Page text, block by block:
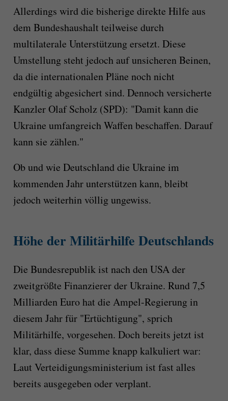
Allerdings wird die bisherige direkte Hilfe aus
dem Bundeshaushalt teilweise durch
multilaterale Unterstützung ersetzt. Diese
Umstellung steht jedoch auf unsicheren Beinen,
da die internationalen Pläne noch nicht
endgültig abgesichert sind. Dennoch versicherte
Kanzler Olaf Scholz (SPD): "Damit kann die
Ukraine umfangreich Waffen beschaffen. Darauf
kann sie zählen."
Ob und wie Deutschland die Ukraine im
kommenden Jahr unterstützen kann, bleibt
jedoch weiterhin völlig ungewiss.
Höhe der Militärhilfe Deutschlands
Die Bundesrepublik ist nach den USA der
zweitgrößte Finanzierer der Ukraine. Rund 7,5
Milliarden Euro hat die Ampel-Regierung in
diesem Jahr für "Ertüchtigung", sprich
Militärhilfe, vorgesehen. Doch bereits jetzt ist
klar, dass diese Summe knapp kalkuliert war:
Laut Verteidigungsministerium ist fast alles
bereits ausgegeben oder verplant.